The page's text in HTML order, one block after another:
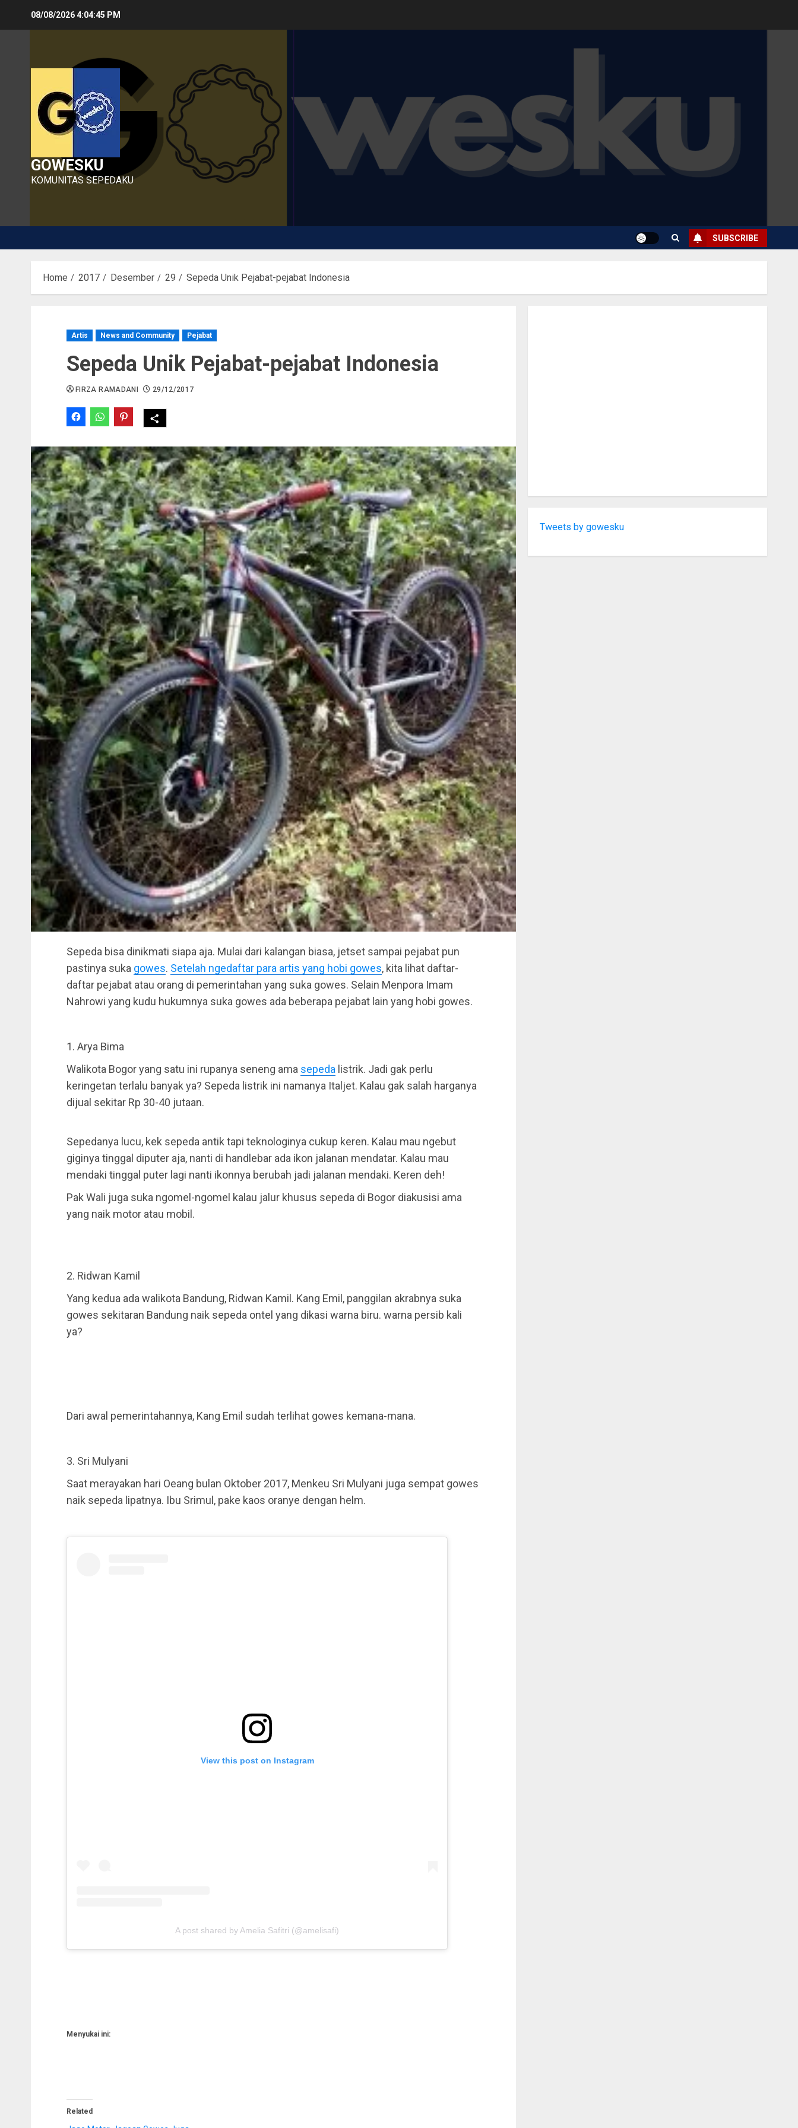
08/08/20264:04:46 PM
GOWESKU
KOMUNITAS SEPEDAKU
SUBSCRIBE
Home 2017 Desember 29 Sepeda Unik Pejabat-pejabat Indonesia
Artis News and Community Pejabat
Sepeda Unik Pejabat-pejabat Indonesia
FIRZA RAMADANI 29/12/2017
Sepeda bisa dinikmati siapa aja. Mulai dari kalangan biasa, jetset sampai pejabat pun
pastinya suka gowes. Setelah ngedaftar para artis yang hobi gowes, kita lihat daftar-
daftar pejabat atau orang di pemerintahan yang suka gowes. Selain Menpora Imam
Nahrowi yang kudu hukumnya suka gowes ada beberapa pejabat lain yang hobi gowes.
1. Arya Bima
Walikota Bogor yang satu ini rupanya seneng ama sepeda listrik. Jadi gak perlu
keringetan terlalu banyak ya? Sepeda listrik ini namanya Italjet. Kalau gak salah harganya
dijual sekitar Rp 30-40 jutaan.
Sepedanya lucu, kek sepeda antik tapi teknologinya cukup keren. Kalau mau ngebut
giginya tinggal diputer aja, nanti di handlebar ada ikon jalanan mendatar. Kalau mau
mendaki tinggal puter lagi nanti ikonnya berubah jadi jalanan mendaki. Keren deh!
Pak Wali juga suka ngomel-ngomel kalau jalur khusus sepeda di Bogor diakusisi ama
yang naik motor atau mobil.
2. Ridwan Kamil
Yang kedua ada walikota Bandung, Ridwan Kamil. Kang Emil, panggilan akrabnya suka
gowes sekitaran Bandung naik sepeda ontel yang dikasi warna biru. warna persib kali
ya?
Dari awal pemerintahannya, Kang Emil sudah terlihat gowes kemana-mana.
3. Sri Mulyani
Saat merayakan hari Oeang bulan Oktober 2017, Menkeu Sri Mulyani juga sempat gowes
naik sepeda lipatnya. Ibu Srimul, pake kaos oranye dengan helm.
View this post on Instagram
A post shared by Amelia Safitri (@amelisafi)
Menyukai ini:
Related
Tweets by gowesku